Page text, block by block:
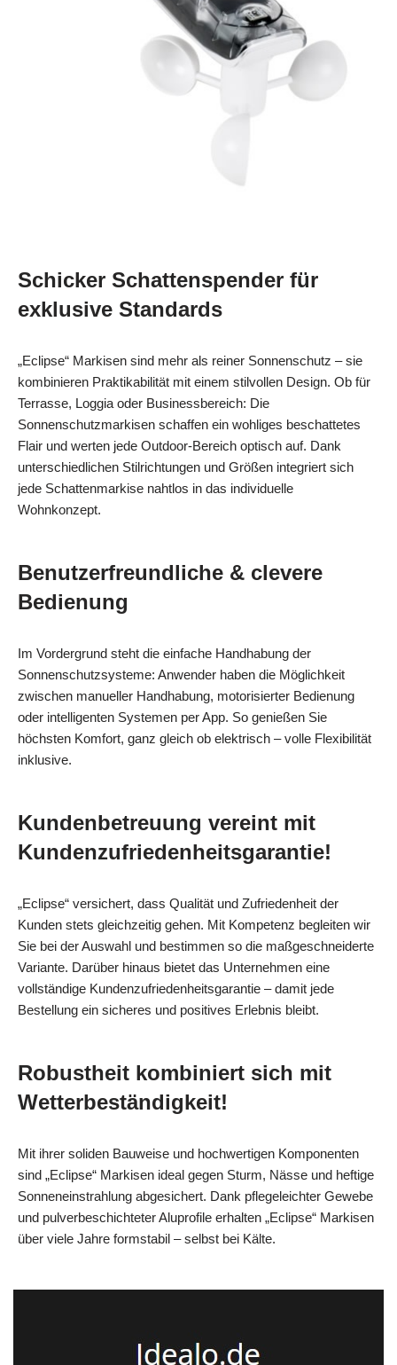
Schicker Schattenspender für
exklusive Standards
„Eclipse“ Markisen sind mehr als reiner Sonnenschutz – sie
kombinieren Praktikabilität mit einem stilvollen Design. Ob für
Terrasse, Loggia oder Businessbereich: Die
Sonnenschutzmarkisen schaffen ein wohliges beschattetes
Flair und werten jede Outdoor-Bereich optisch auf. Dank
unterschiedlichen Stilrichtungen und Größen integriert sich
jede Schattenmarkise nahtlos in das individuelle
Wohnkonzept.
Benutzerfreundliche & clevere
Bedienung
Im Vordergrund steht die einfache Handhabung der
Sonnenschutzsysteme: Anwender haben die Möglichkeit
zwischen manueller Handhabung, motorisierter Bedienung
oder intelligenten Systemen per App. So genießen Sie
höchsten Komfort, ganz gleich ob elektrisch – volle Flexibilität
inklusive.
Kundenbetreuung vereint mit
Kundenzufriedenheitsgarantie!
„Eclipse“ versichert, dass Qualität und Zufriedenheit der
Kunden stets gleichzeitig gehen. Mit Kompetenz begleiten wir
Sie bei der Auswahl und bestimmen so die maßgeschneiderte
Variante. Darüber hinaus bietet das Unternehmen eine
vollständige Kundenzufriedenheitsgarantie – damit jede
Bestellung ein sicheres und positives Erlebnis bleibt.
Robustheit kombiniert sich mit
Wetterbeständigkeit!
Mit ihrer soliden Bauweise und hochwertigen Komponenten
sind „Eclipse“ Markisen ideal gegen Sturm, Nässe und heftige
Sonneneinstrahlung abgesichert. Dank pflegeleichter Gewebe
und pulverbeschichteter Aluprofile erhalten „Eclipse“ Markisen
über viele Jahre formstabil – selbst bei Kälte.